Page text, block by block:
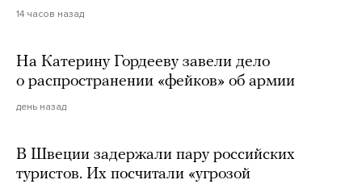
14 часов назад
На Катерину Гордееву завели дело
о распространении «фейков» об армии
день назад
В Швеции задержали пару российских
туристов. Их посчитали «угрозой